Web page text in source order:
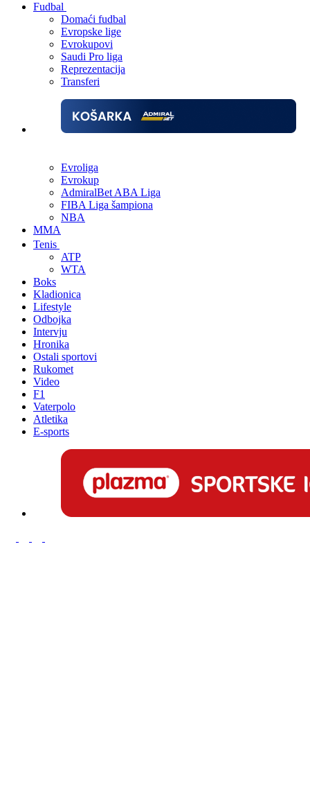
Fudbal
Domaći fudbal
Evropske lige
Evrokupovi
Saudi Pro liga
Reprezentacija
Transferi
Evroliga
Evrokup
AdmiralBet ABA Liga
FIBA Liga šampiona
NBA
MMA
Tenis
ATP
WTA
Boks
Kladionica
Lifestyle
Odbojka
Intervju
Hronika
Ostali sportovi
Rukomet
Video
F1
Vaterpolo
Atletika
E-sports